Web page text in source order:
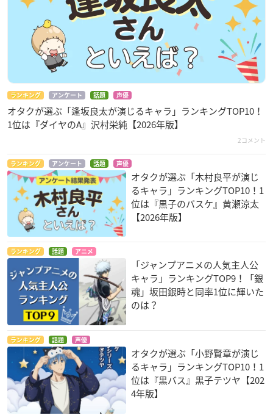
ランキング アンケート 話題 声優
オタクが選ぶ「逢坂良太が演じるキャラ」ランキングTOP10！
1位は『ダイヤのA』沢村栄純【2026年版】
2コメント
ランキング アンケート 話題 声優
オタクが選ぶ「木村良平が演じ
るキャラ」ランキングTOP10！1
位は『黒子のバスケ』黄瀬涼太
【2026年版】
ランキング 話題 アニメ
「ジャンプアニメの人気主人公
キャラ」ランキングTOP9！「銀
魂」坂田銀時と同率1位に輝いた
のは？
ランキング 話題 声優
オタクが選ぶ「小野賢章が演じ
るキャラ」ランキングTOP10！1
位は『黒バス』黒子テツヤ【202
4年版】